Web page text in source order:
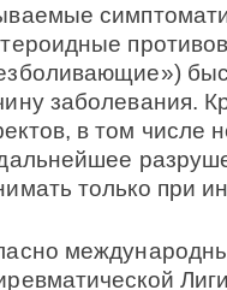
заболевания.
в том числе
только при